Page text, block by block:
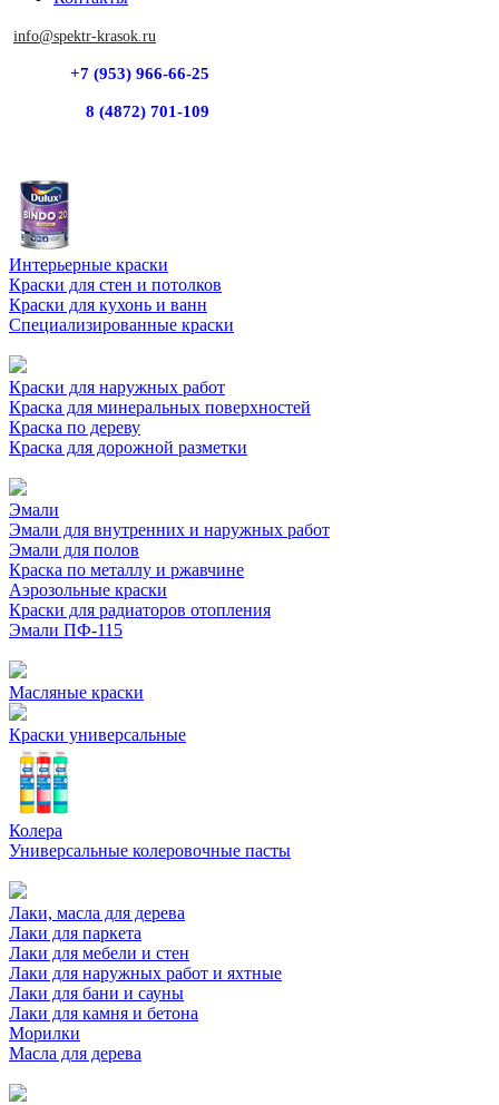
info@spektr-krasok.ru
+7 (953) 966-66-25
8 (4872) 701-109
Интерьерные краски
Краски для стен и потолков
Краски для кухонь и ванн
Специализированные краски
Краски для наружных работ
Краска для минеральных поверхностей
Краска по дереву
Краска для дорожной разметки
Эмали
Эмали для внутренних и наружных работ
Эмали для полов
Краска по металлу и ржавчине
Аэрозольные краски
Краски для радиаторов отопления
Эмали ПФ-115
Масляные краски
Краски универсальные
Колера
Универсальные колеровочные пасты
Лаки, масла для дерева
Лаки для паркета
Лаки для мебели и стен
Лаки для наружных работ и яхтные
Лаки для бани и сауны
Лаки для камня и бетона
Морилки
Масла для дерева